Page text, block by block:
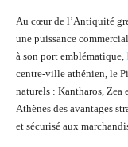
Au cœur de l’Antiquité
une puissance
à son port emblématique,
centre-ville athénien, le
naturels : Kantharos,
Athènes des avantages
et sécurisé aux